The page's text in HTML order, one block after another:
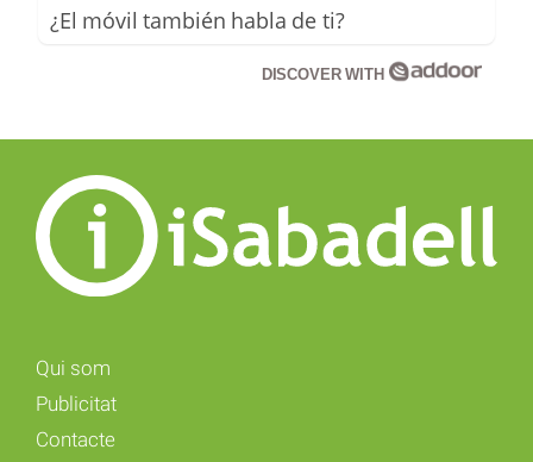
¿El móvil también habla de ti?
DISCOVER WITH
Qui som
Publicitat
Contacte